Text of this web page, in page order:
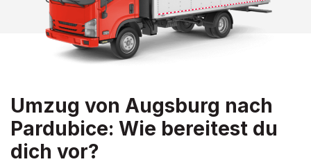
Umzug von Augsburg nach
Pardubice: Wie bereitest du
dich vor?